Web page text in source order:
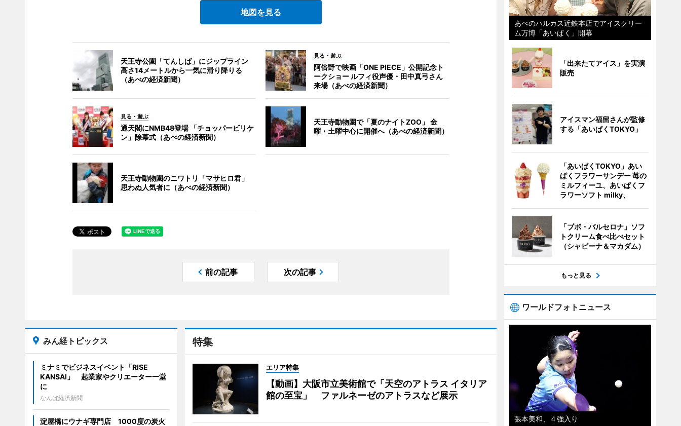
地図を見る
天王寺公園「てんしば」にジップライン
高さ14メートルから一気に滑り降りる
（あべの経済新聞）
見る・遊ぶ
阿倍野で映画「ONE PIECE」公開記念ト
ークショー ルフィ役声優・田中真弓さん
来場（あべの経済新聞）
見る・遊ぶ
通天閣にNMB48登場 「チョッパービリケ
ン」除幕式（あべの経済新聞）
天王寺動物園で「夏のナイトZOO」 金
曜・土曜中心に開催へ（あべの経済新聞）
天王寺動物園のニワトリ「マサヒロ君」
思わぬ人気者に（あべの経済新聞）
前の記事 次の記事
特集
エリア特集
【動画】大阪市立美術館で「天空のアトラス イタリア
館の至宝」 ファルネーゼのアトラスなど展示
みん経トピックス
ミナミでビジネスイベント「RISE
KANSAI」 起業家やクリエーター一堂
に
なんば経済新聞
淀屋橋にウナギ専門店 1000度の炭火
あべのハルカス近鉄本店でアイスクリー
ム万博「あいぱく」開幕
「出来たてアイス」を実演
販売
アイスマン福留さんが監修
する「あいぱくTOKYO」
「あいぱくTOKYO」あい
ぱくフラワーサンデー 苺の
ミルフィーユ、あいぱくフ
ラワーソフト milky、
「ブボ・バルセロナ」ソフ
トクリーム食べ比べセット
（シャビーナ＆マカダム）
もっと見る
ワールドフォトニュース
張本美和、４強入り